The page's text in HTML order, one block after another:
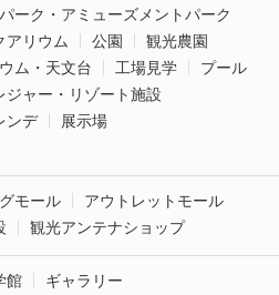
ーク・アミューズメントパーク
アリウム 公園
観光農園
ム・天文台 工場見学
プール
ジャー・リゾート施設
ンデ
展示場
モール
アウトレットモール
観光アンテナショップ
館 ギャラリー